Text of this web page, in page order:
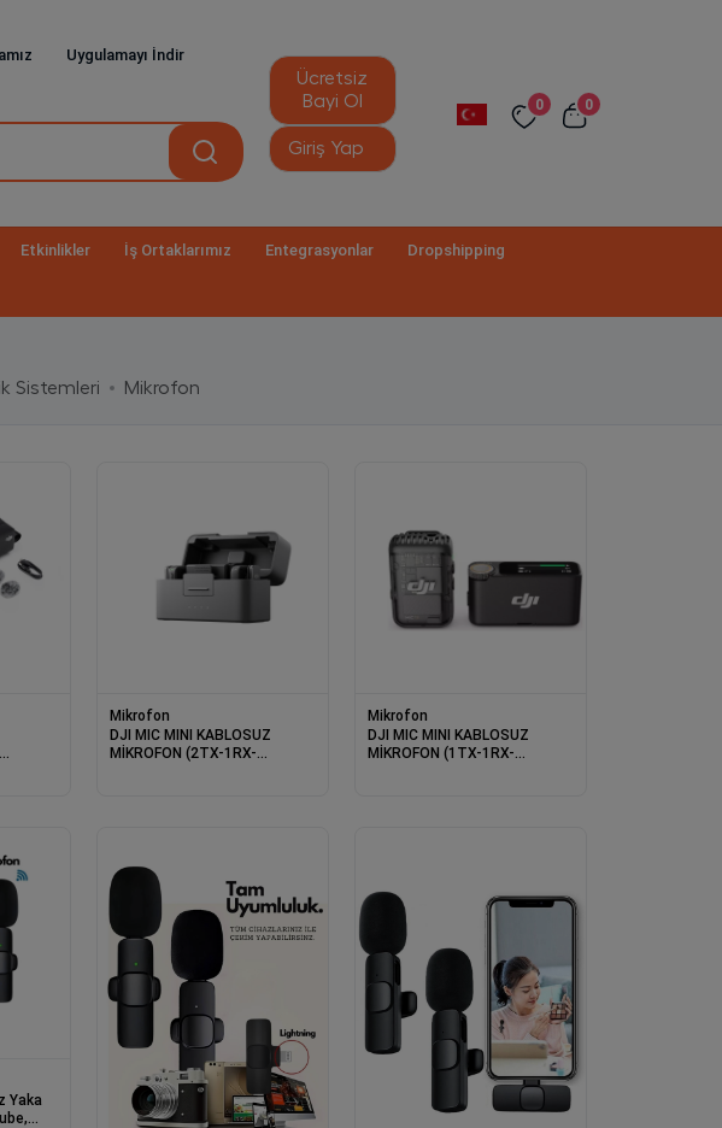
Uygulamayı İndir
Ücretsiz
Bayi Ol
Giriş Yap
0 0
Etkinlikler İş Ortaklarımız Entegrasyonlar Dropshipping
Sistemleri Mikrofon
Mikrofon
DJI MIC MINI KABLOSUZ
MİKROFON (2TX-1RX-
Mikrofon
DJI MIC MINI KABLOSUZ
MİKROFON (1TX-1RX-
Yaka